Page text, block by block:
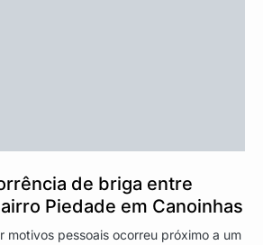
de briga entre
Piedade em Canoinhas
motivos pessoais ocorreu próximo a um